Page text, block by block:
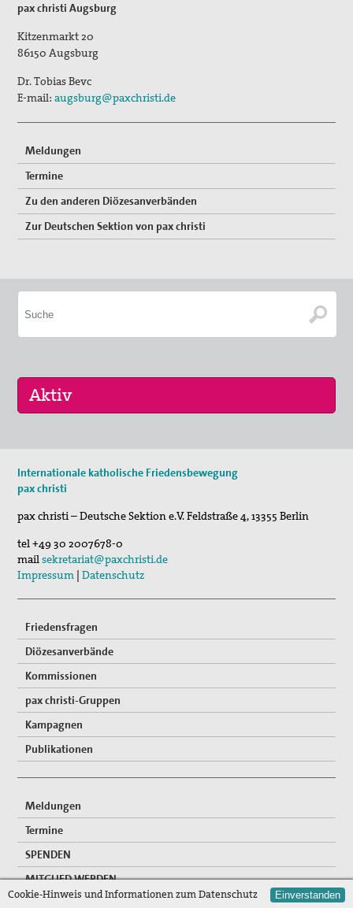
Suche
pax christi Augsburg
Kitzenmarkt 20
86150 Augsburg
Dr. Tobias Bevc
E-mail:augsburg@paxchristi.de
Meldungen
Termine
Zu den anderen Diözesanverbänden
Zur Deutschen Sektion von pax christi
„Menschen der Gewaltfreiheit – erinnert in Ze…
Roter Faden Frieden-Generationsübergreifende …
Internationale katholische Friedensbewegung
pax christi
pax christi – Deutsche Sektion e.V.Feldstraße 4,13355 Berlin
tel+49 30 2007678-0
mailsekretariat@paxchristi.de
Impressum |Datenschutz
Friedensfragen
Diözesanverbände
Kommissionen
pax christi-Gruppen
Kampagnen
Publikationen
Meldungen
Termine
SPENDEN
MITGLIED WERDEN
Cookie-Hinweis und Informationen zum Datenschutz Einverstanden